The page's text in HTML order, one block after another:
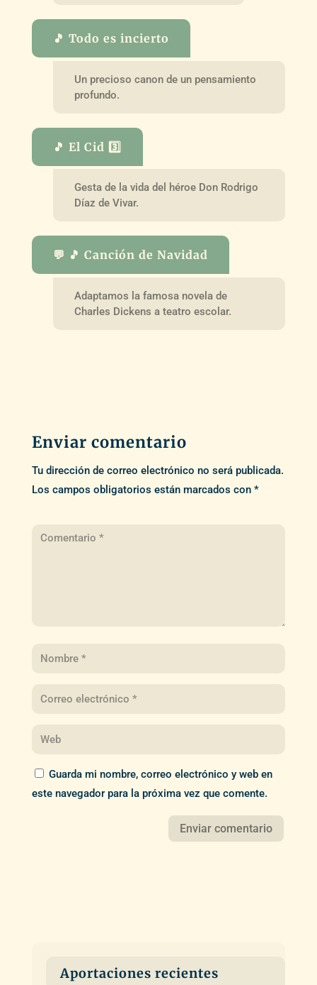
🎵 Todo es incierto
Un precioso canon de un pensamiento
profundo.
🎵 El Cid 3️⃣
Gesta de la vida del héroe Don Rodrigo
Díaz de Vivar.
💬 🎵 Canción de Navidad
Adaptamos la famosa novela de
Charles Dickens a teatro escolar.
Enviar comentario
Tu dirección de correo electrónico no será publicada.
Los campos obligatorios están marcados con *
Guarda mi nombre, correo electrónico y web en
este navegador para la próxima vez que comente.
Aportaciones recientes